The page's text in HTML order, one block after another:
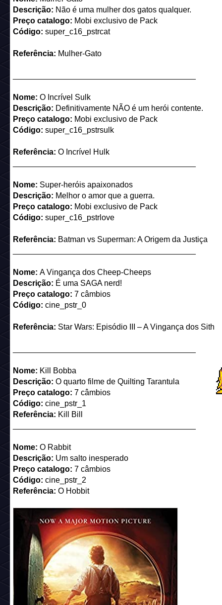
_________________________________________
Descrição:Não é uma mulher dos gatos qualquer.
Preço catalogo:Mobi exclusivo de Pack
Código:super_c16_pstrcat
Descrição:Definitivamente NÃO é um herói contente.
Referência: O Incrível Hulk
_________________________________________
Descrição: Melhor o amor que a guerra.
Preço catalogo:Mobi exclusivo de Pack
Código:super_c16_pstrlove
Referência: Batman vs Superman: A Origem da Justiça
Nome:A Vingança dos Cheep-Cheeps
Descrição: É uma SAGA nerd!
Preço catalogo:7 câmbios
Código:cine_pstr_0
Referência:Star Wars: Episódio III – A Vingança dos Sith
_________________________________________